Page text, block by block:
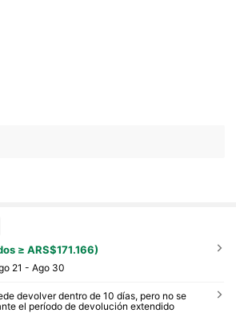
flor), pinzas de pelo, garr
de pelo, accesorios para el
pinzas para el cabello
≥ ARS$171.166)
21 - Ago 30
devolver dentro de 10 días, pero no se
el período de devolución extendido